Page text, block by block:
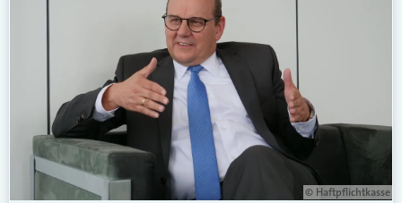
© Haftpflichtkasse